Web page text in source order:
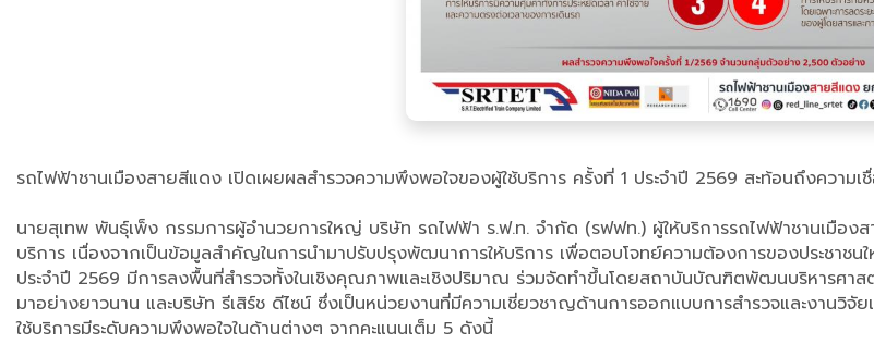
รถไฟฟ้าชานเมืองสายสีแดง เปิดเผยผลสำรวจความพึงพอใจของผู้ใช้บริการ ครั้งที่ 1 ประจำปี 2569 สะท้อนถึงควา
นายสุเทพ พันธุ์เพ็ง กรรมการผู้อำนวยการใหญ่ บริษัท รถไฟฟ้า ร.ฟ.ท. จำกัด (รฟฟท.) ผู้ให้บริการรถไฟฟ้าชานเมือ
บริการ เนื่องจากเป็นข้อมูลสำคัญในการนำมาปรับปรุงพัฒนาการให้บริการ เพื่อตอบโจทย์ความต้องการของประชาชน
ประจำปี 2569 มีการลงพื้นที่สำรวจทั้งในเชิงคุณภาพและเชิงปริมาณ ร่วมจัดทำขึ้นโดยสถาบันบัณฑิตพัฒนบริหารศา
มาอย่างยาวนาน และบริษัท รีเสิร์ช ดีไซน์ ซึ่งเป็นหน่วยงานที่มีความเชี่ยวชาญด้านการออกแบบการสำรวจและงานวิ
ใช้บริการมีระดับความพึงพอใจในด้านต่างๆ จากคะแนนเต็ม 5 ดังนี้